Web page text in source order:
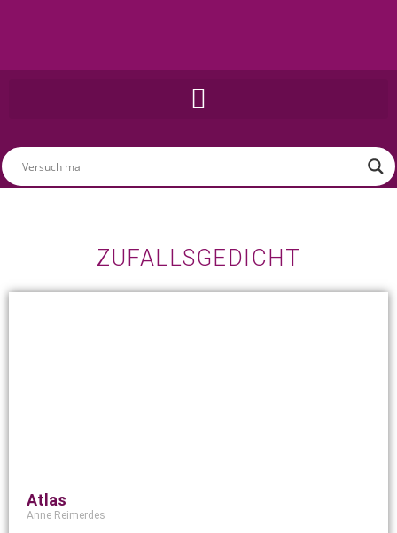
ZUFALLSGEDICHT
Atlas
Anne Reimerdes